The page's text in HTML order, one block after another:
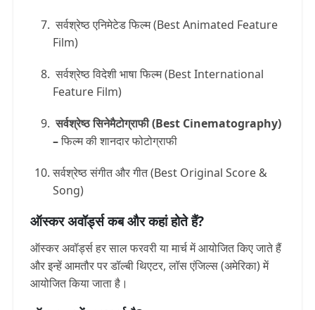
सर्वश्रेष्ठ एनिमेटेड फिल्म (Best Animated Feature
Film)
सर्वश्रेष्ठ विदेशी भाषा फिल्म (Best International
Feature Film)
सर्वश्रेष्ठ सिनेमैटोग्राफी (Best Cinematography)
–फिल्म की शानदार फोटोग्राफी
सर्वश्रेष्ठ संगीत और गीत (Best Original Score &
Song)
ऑस्कर अवॉर्ड्स कब और कहां होते हैं?
ऑस्कर अवॉर्ड्स हर साल फरवरी या मार्च में आयोजित किए जाते हैं
और इन्हें आमतौर पर डॉल्बी थिएटर, लॉस एंजिल्स (अमेरिका) में
आयोजित किया जाता है।